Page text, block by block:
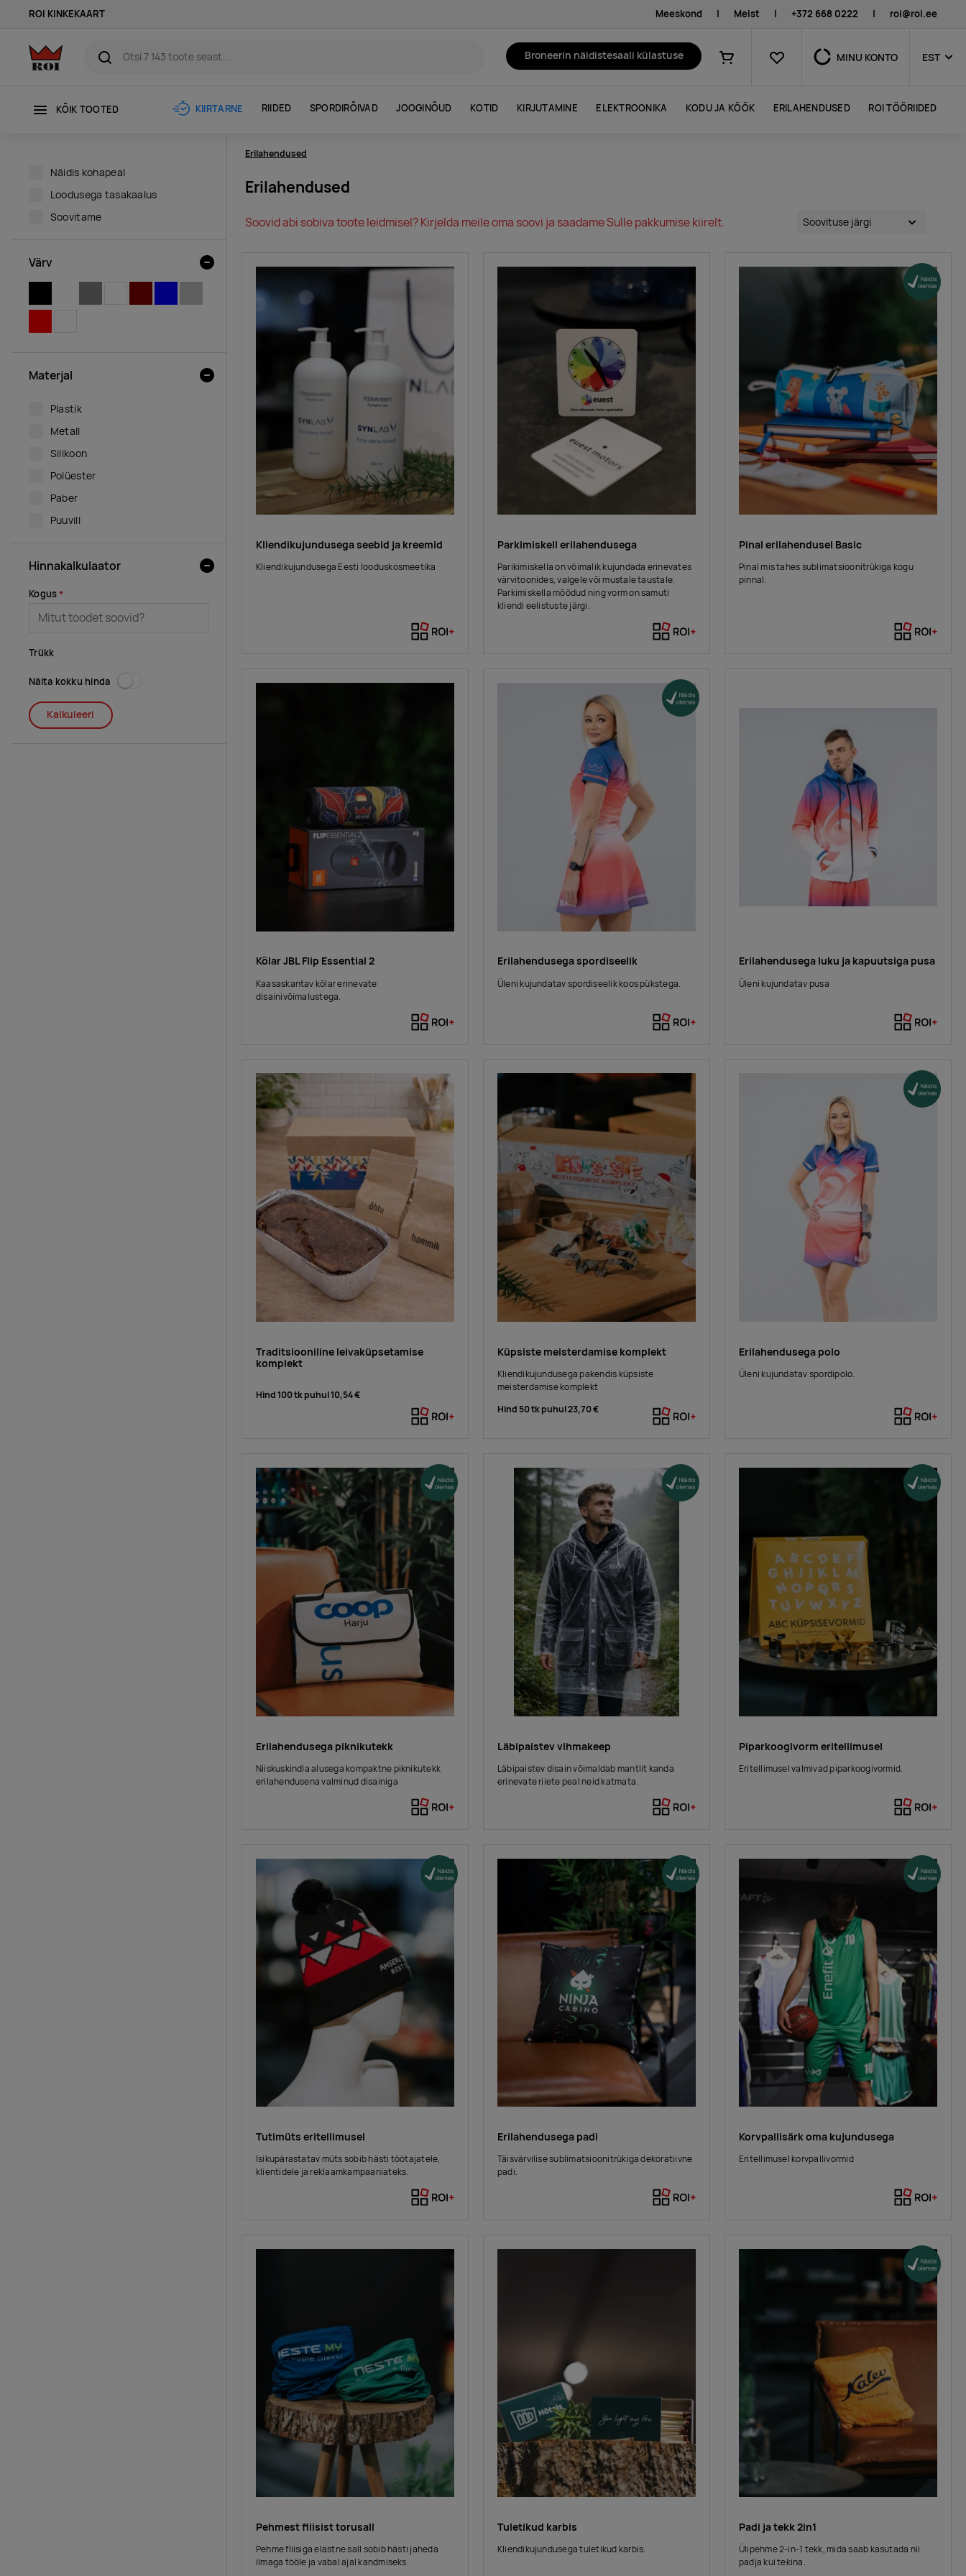
ROI KINKEKAART Meeskond | Meist | +372 668 0222 | roi@roi.ee
Broneerin näidistesaali külastuse
Ostukorv
Lemmikud MINU KONTO EST
KÕIK TOOTED KIIRTARNE RIIDED SPORDIRÕIVAD JOOGINÕUD KOTID KIRJUTAMINE ELEKTROONIKA KODU JA KÖÖK ERILAHENDUSED ROI TÖÖRIIDED
Erilahendused
Erilahendused
Soovid abi sobiva toote leidmisel? Kirjelda meile oma soovi ja saadame Sulle pakkumise kiirelt.
Kliendikujundusega seebid ja kreemid
Kliendikujundusega Eesti looduskosmeetika
Parkimiskell erilahendusega
Parikimiskella on võimalik kujundada erinevates
värvitoonides, valgele või mustale taustale.
Parkimiskella mõõdud ning vorm on samuti
kliendi eelistuste järgi.
Pinal erilahendusel Basic
Pinal mis tahes sublimatsioonitrükiga kogu
pinnal.
Kõlar JBL Flip Essential 2
Kaasaskantav kõlar erinevate
disainivõimalustega.
Erilahendusega spordiseelik
Üleni kujundatav spordiseelik koos pükstega.
Erilahendusega luku ja kapuutsiga pusa
Üleni kujundatav pusa
Traditsiooniline leivaküpsetamise
komplekt
Hind 100 tk puhul10,54 €
Küpsiste meisterdamise komplekt
Kliendikujundusega pakendis küpsiste
meisterdamise komplekt
Hind 50 tk puhul23,70 €
Erilahendusega polo
Üleni kujundatav spordipolo.
Erilahendusega piknikutekk
Niiskuskindla alusega kompaktne piknikutekk
erilahendusena valminud disainiga
Läbipaistev vihmakeep
Läbipaistev disain võimaldab mantlit kanda
erinevate riiete peal neid katmata.
Piparkoogivorm eritellimusel
Eritellimusel valmivad piparkoogivormid.
Tutimüts eritellimusel
Isikupärastatav müts sobib hästi töötajatele,
klientidele ja reklaamkampaaniateks.
Erilahendusega padi
Täisvärvilise sublimatsioonitrükiga dekoratiivne
padi.
Korvpallisärk oma kujundusega
Eritellimusel korvpallivormid
Pehmest fliisist torusall
Pehme fliisiga elastne sall sobib hästi jaheda
ilmaga tööle ja vabal ajal kandmiseks.
Tuletikud karbis
Kliendikujundusega tuletikud karbis.
Padi ja tekk 2in1
Ülipehme 2-in-1 tekk, mida saab kasutada nii
padja kui tekina.
Näidis kohapeal
Loodusega tasakaalus
Soovitame
Värv
Materjal
Plastik
Metall
Silikoon
Polüester
Paber
Puuvill
Hinnakalkulaator
Kogus
Trükk
Näita kokku hinda
Kalkuleeri